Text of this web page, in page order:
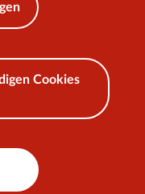
Cookies